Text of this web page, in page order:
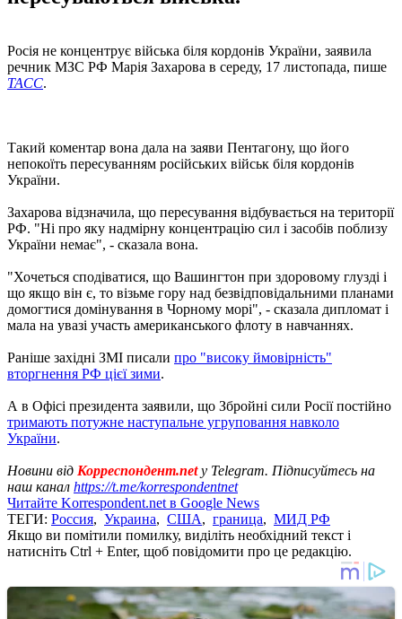
Росія не концентрує війська біля кордонів України, заявила
речник МЗС РФ Марія Захарова в середу, 17 листопада, пише
ТАСС.
Такий коментар вона дала на заяви Пентагону, що його
непокоїть пересуванням російських військ біля кордонів
України.
Захарова відзначила, що пересування відбувається на території
РФ. "Ні про яку надмірну концентрацію сил і засобів поблизу
України немає", - сказала вона.
"Хочеться сподіватися, що Вашингтон при здоровому глузді і
що якщо він є, то візьме гору над безвідповідальними планами
домогтися домінування в Чорному морі", - сказала дипломат і
мала на увазі участь американського флоту в навчаннях.
Раніше західні ЗМІ писали про "високу ймовірність"
вторгнення РФ цієї зими.
А в Офісі президента заявили, що Збройні сили Росії постійно
тримають потужне наступальне угруповання навколо
України.
Новини від Корреспондент.netу Telegram. Підписуйтесь на
наш канал https://t.me/korrespondentnet
Читайте Korrespondent.net в Google News
ТЕГИ: Россия, Украина, США, граница, МИД РФ
Якщо ви помітили помилку, виділіть необхідний текст і
натисніть Ctrl + Enter, щоб повідомити про це редакцію.